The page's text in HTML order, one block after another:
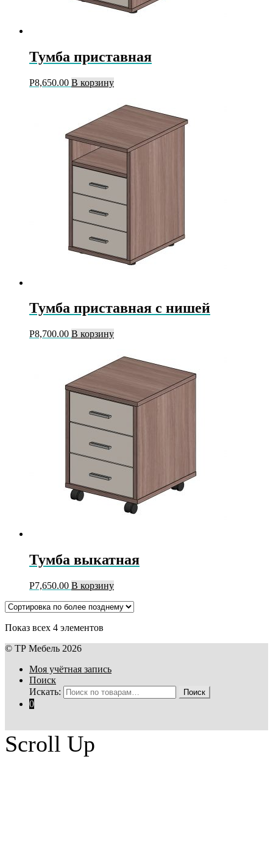
Тумба приставная
Р8,650.00 В корзину
Тумба приставная с нишей
Р8,700.00 В корзину
Тумба выкатная
Р7,650.00 В корзину
Показ всех 4 элементов
© ТР Мебель 2026
Моя учётная запись
Поиск
Искать:
Поиск
0
Scroll Up